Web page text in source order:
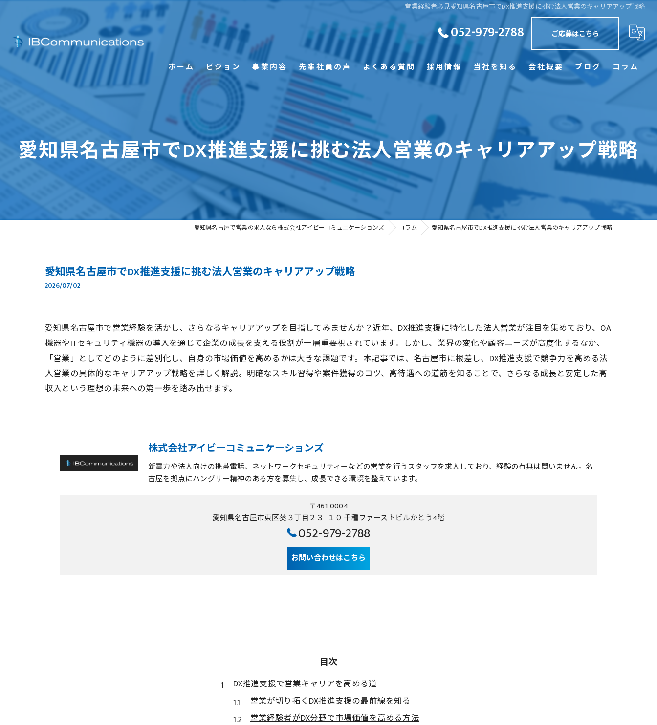
営業経験者必見愛知県名古屋市でDX推進支援に挑む法人営業のキャリアアップ戦略
052-979-2788 ご応募はこちら
ホーム ビジョン 事業内容 先輩社員の声 よくある質問 採用情報 当社を知る
正社員
未経験
会社概要 ブログ コラム
愛知県名古屋市でDX推進支援に挑む法人営業のキャリアアップ戦略
愛知県名古屋で営業の求人なら株式会社アイビーコミュニケーションズ コラム 愛知県名古屋市でDX推進支援に挑む法人営業のキャリアアップ戦略
愛知県名古屋市でDX推進支援に挑む法人営業のキャリアアップ戦略
2026/07/02
愛知県名古屋市で営業経験を活かし、さらなるキャリアアップを目指してみませんか？近年、DX推進支援に特化した法人営業が注目を集めており、OA
機器やITセキュリティ機器の導入を通じて企業の成長を支える役割が一層重要視されています。しかし、業界の変化や顧客ニーズが高度化するなか、
「営業」としてどのように差別化し、自身の市場価値を高めるかは大きな課題です。本記事では、名古屋市に根差し、DX推進支援で競争力を高める法
人営業の具体的なキャリアアップ戦略を詳しく解説。明確なスキル習得や案件獲得のコツ、高待遇への道筋を知ることで、さらなる成長と安定した高
収入という理想の未来への第一歩を踏み出せます。
株式会社アイビーコミュニケーションズ
新電力や法人向けの携帯電話、ネットワークセキュリティーなどの営業を行うスタッフを求人しており、経験の有無は問いません。名
古屋を拠点にハングリー精神のある方を募集し、成長できる環境を整えています。
〒461-0004
愛知県名古屋市東区葵３丁目２３−１０ 千種ファーストビルかとう4階
052-979-2788
お問い合わせはこちら
目次
DX推進支援で営業キャリアを高める道
営業が切り拓くDX推進支援の最前線を知る
営業経験者がDX分野で市場価値を高める方法